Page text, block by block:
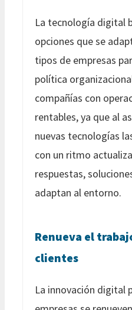
La tecnología digital
opciones que se
tipos de empresas
política
compañías con
rentables, ya que al
nuevas tecnologías
con un ritmo
respuestas,
adaptan al entorno.
Renueva el
clientes
La innovación digital